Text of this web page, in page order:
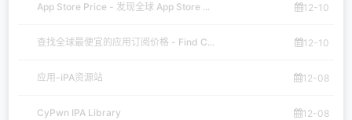
App Store Price - 发现全球 App Store ... 12-10
查找全球最便宜的应用订阅价格 - Find C... 12-10
应用-iPA资源站 12-08
CyPwn IPA Library 12-08